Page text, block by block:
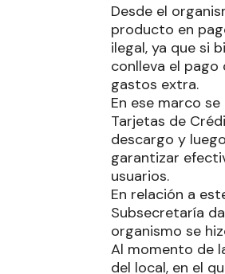
Desde el
producto en
ilegal, ya que si
conlleva el
gastos extra.
En ese marco
Tarjetas de
descargo y
garantizar
usuarios.
En relación a
Subsecretaría
organismo se
Al momento de
del local, en el